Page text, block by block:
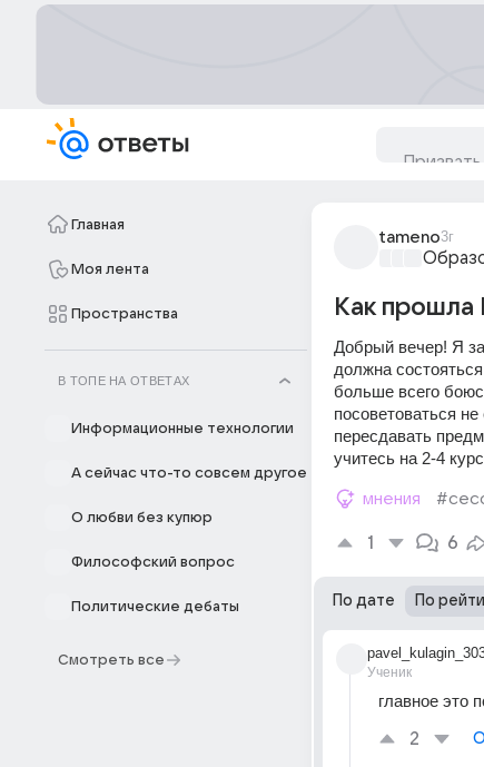
Главная
Моя лента
Пространства
В ТОПЕ НА ОТВЕТАХ
Информационные технологии
А сейчас что-то совсем другое
О любви без купюр
Философский вопрос
Политические дебаты
Смотреть все
tameno3г
Как прошла
Добрый вечер! Я
должна
больше всего
посоветоваться
пересдавать
учитесь на 2-4
мнения
1 6
По дате По
Ученик
главное это
2